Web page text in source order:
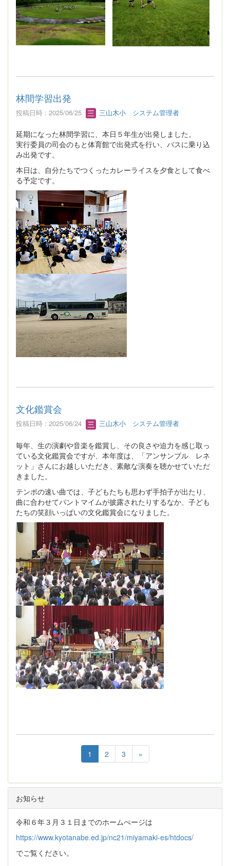
林間学習出発
投稿日時 : 2025/06/25 三山木小 システム管理者
延期になった林間学習に、本日５年生が出発しました。
実行委員の司会のもと体育館で出発式を行い、バスに乗り込
み出発です。
本日は、自分たちでつくったカレーライスを夕食として食べ
る予定です。
文化鑑賞会
投稿日時 : 2025/06/24 三山木小 システム管理者
毎年、生の演劇や音楽を鑑賞し、その良さや迫力を感じ取っ
ている文化鑑賞会ですが、本年度は、「アンサンブル レネ
ット」さんにお越しいただき、素敵な演奏を聴かせていただ
きました。
テンポの速い曲では、子どもたちも思わず手拍子が出たり、
曲に合わせてパントマイムが披露されたりするなか、子ども
たちの笑顔いっぱいの文化鑑賞会になりました。
1 2 3 »
お知らせ
令和６年３月３１日までのホームぺージは
https://www.kyotanabe.ed.jp/nc21/miyamaki-es/htdocs/
でご覧ください。